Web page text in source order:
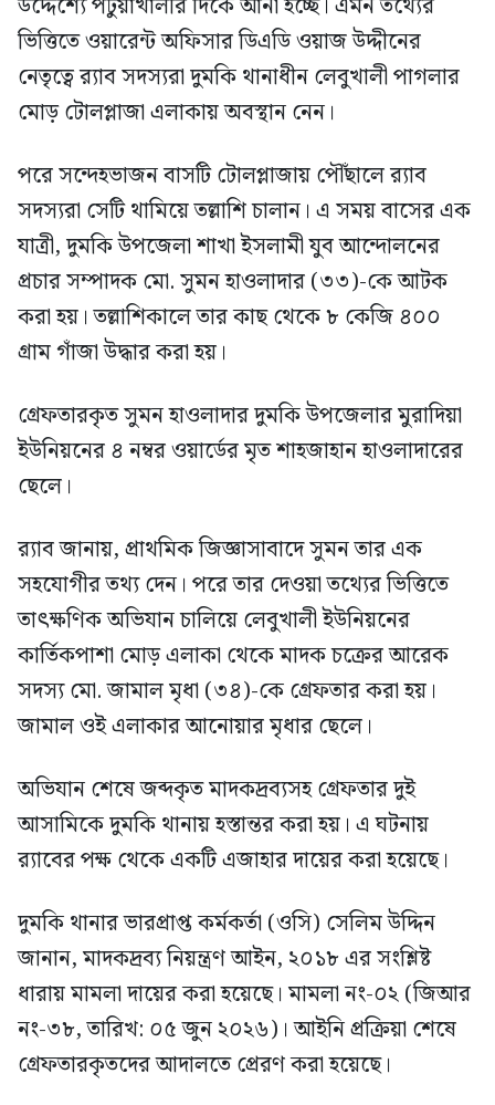
ভিত্তিতে ওয়ারেন্ট অফিসার ডিএডি ওয়াজ উদ্দীনের
নেতৃত্বে র‍্যাব সদস্যরা দুমকি থানাধীন লেবুখালী পাগলার
মোড় টোলপ্লাজা এলাকায় অবস্থান নেন।
পরে সন্দেহভাজন বাসটি টোলপ্লাজায় পৌঁছালে র‍্যাব
সদস্যরা সেটি থামিয়ে তল্লাশি চালান। এ সময় বাসের এক
যাত্রী, দুমকি উপজেলা শাখা ইসলামী যুব আন্দোলনের
প্রচার সম্পাদক মো. সুমন হাওলাদার (৩৩)-কে আটক
করা হয়। তল্লাশিকালে তার কাছ থেকে ৮ কেজি ৪০০
গ্রাম গাঁজা উদ্ধার করা হয়।
গ্রেফতারকৃত সুমন হাওলাদার দুমকি উপজেলার মুরাদিয়া
ইউনিয়নের ৪ নম্বর ওয়ার্ডের মৃত শাহজাহান হাওলাদারের
ছেলে।
র‍্যাব জানায়, প্রাথমিক জিজ্ঞাসাবাদে সুমন তার এক
সহযোগীর তথ্য দেন। পরে তার দেওয়া তথ্যের ভিত্তিতে
তাৎক্ষণিক অভিযান চালিয়ে লেবুখালী ইউনিয়নের
কার্তিকপাশা মোড় এলাকা থেকে মাদক চক্রের আরেক
সদস্য মো. জামাল মৃধা (৩৪)-কে গ্রেফতার করা হয়।
জামাল ওই এলাকার আনোয়ার মৃধার ছেলে।
অভিযান শেষে জব্দকৃত মাদকদ্রব্যসহ গ্রেফতার দুই
আসামিকে দুমকি থানায় হস্তান্তর করা হয়। এ ঘটনায়
র‍্যাবের পক্ষ থেকে একটি এজাহার দায়ের করা হয়েছে।
দুমকি থানার ভারপ্রাপ্ত কর্মকর্তা (ওসি) সেলিম উদ্দিন
জানান, মাদকদ্রব্য নিয়ন্ত্রণ আইন, ২০১৮ এর সংশ্লিষ্ট
ধারায় মামলা দায়ের করা হয়েছে। মামলা নং-০২ (জিআর
নং-৩৮, তারিখ: ০৫ জুন ২০২৬)। আইনি প্রক্রিয়া শেষে
গ্রেফতারকৃতদের আদালতে প্রেরণ করা হয়েছে।